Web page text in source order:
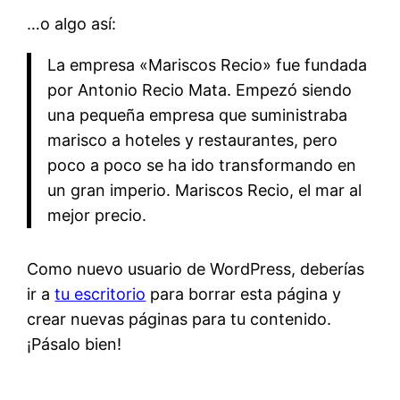
…o algo así:
La empresa «Mariscos Recio» fue fundada
por Antonio Recio Mata. Empezó siendo
una pequeña empresa que suministraba
marisco a hoteles y restaurantes, pero
poco a poco se ha ido transformando en
un gran imperio. Mariscos Recio, el mar al
mejor precio.
Como nuevo usuario de WordPress, deberías
ir atu escritorio para borrar esta página y
crear nuevas páginas para tu contenido.
¡Pásalo bien!